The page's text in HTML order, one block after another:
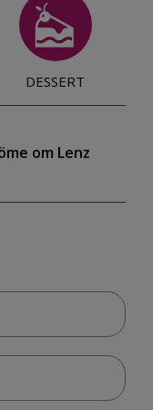
DESSERT
om Lenz